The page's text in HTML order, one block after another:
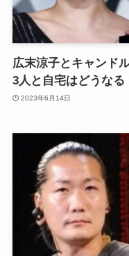
広末涼子とキャンド
3人と自宅はどうなる
2023年6月14日